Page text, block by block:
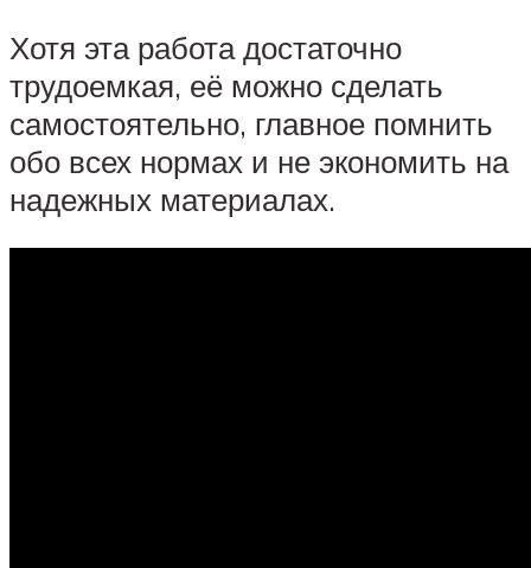
Хотя эта работа достаточно
трудоемкая, её можно сделать
самостоятельно, главное помнить
обо всех нормах и не экономить на
надежных материалах.